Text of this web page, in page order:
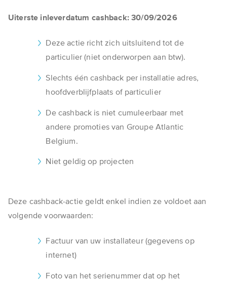
Uiterste inleverdatum cashback: 30/09/2026
Deze actie richt zich uitsluitend tot de
particulier (niet onderworpen aan btw).
Slechts één cashback per installatie adres,
hoofdverblijfplaats of particulier
De cashback is niet cumuleerbaar met
andere promoties van Groupe Atlantic
Belgium.
Niet geldig op projecten
Deze cashback-actie geldt enkel indien ze voldoet aan
volgende voorwaarden:
Factuur van uw installateur (gegevens op
internet)
Foto van het serienummer dat op het